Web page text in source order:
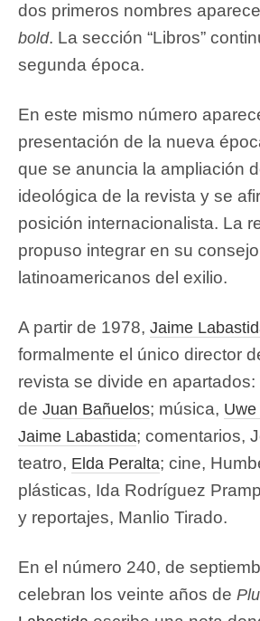
dos primeros nombres
bold. La sección “Libros”
segunda época.
En este mismo número
presentación de la nueva
que se anuncia la ampliación
ideológica de la revista y se
posición internacionalista. La
propuso integrar en su
latinoamericanos del exilio.
A partir de 1978, Jaime
formalmente el único director
revista se divide en
de Juan Bañuelos; música,
Jaime Labastida; comentarios,
teatro, Elda Peralta; cine,
plásticas, Ida Rodríguez
y reportajes, Manlio Tirado.
En el número 240, de
celebran los veinte años de